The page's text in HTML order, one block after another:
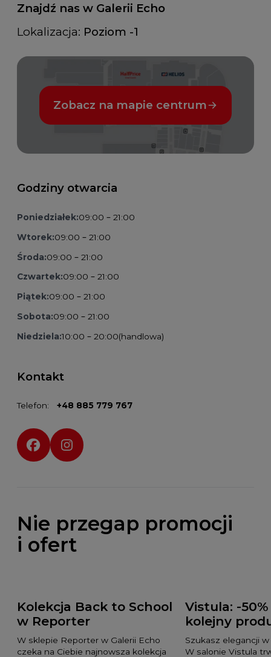
Znajdź nas w Galerii Echo
Lokalizacja: Poziom -1
Zobacz na mapie centrum
Godziny otwarcia
Poniedziałek:09:00 – 21:00
Wtorek:09:00 – 21:00
Środa:09:00 – 21:00
Czwartek:09:00 – 21:00
Piątek:09:00 – 21:00
Sobota:09:00 – 21:00
Niedziela:10:00 – 20:00(handlowa)
Kontakt
Telefon: +48 885 779 767
Social media:
Nie przegap promocji
i ofert
Kolekcja Back to School
w Reporter
W sklepie Reporter w Galerii Echo
czeka na Ciebie najnowsza kolekcja
Vistula: -
kolejny
Szukasz elegancji
W salonie Vistula